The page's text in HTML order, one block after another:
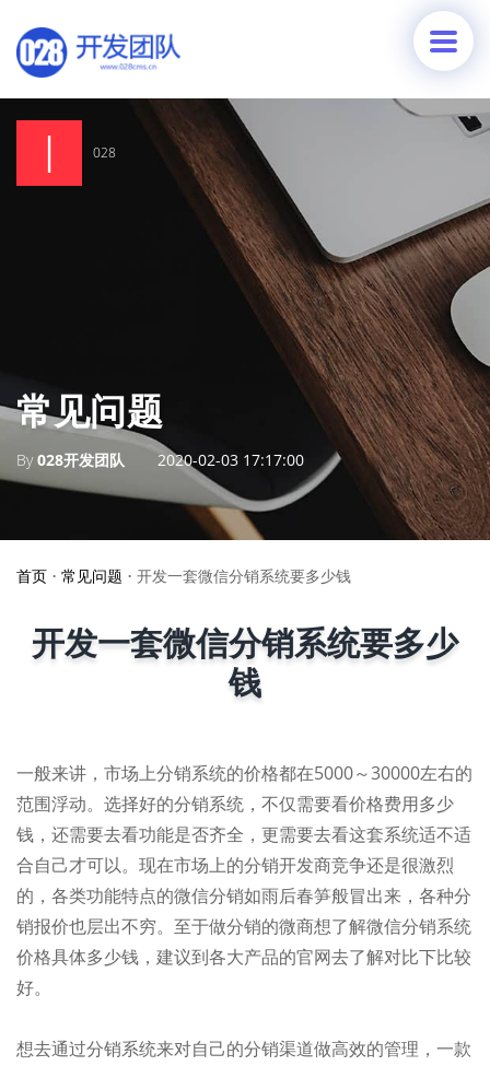
028
常见问题
By028开发团队 2020-02-03 17:17:00
首页 • 常见问题 • 开发一套微信分销系统要多少钱
开发一套微信分销系统要多少
钱
一般来讲，市场上分销系统的价格都在5000～30000左右的
范围浮动。选择好的分销系统，不仅需要看价格费用多少
钱，还需要去看功能是否齐全，更需要去看这套系统适不适
合自己才可以。现在市场上的分销开发商竞争还是很激烈
的，各类功能特点的微信分销如雨后春笋般冒出来，各种分
销报价也层出不穷。至于做分销的微商想了解微信分销系统
价格具体多少钱，建议到各大产品的官网去了解对比下比较
好。
想去通过分销系统来对自己的分销渠道做高效的管理，一款